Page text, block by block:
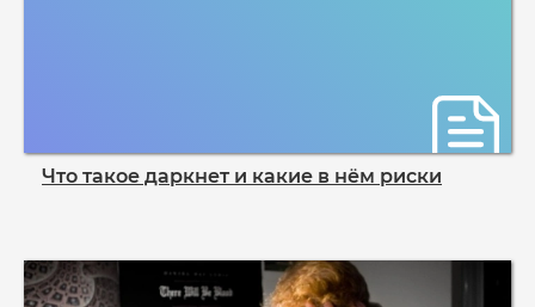
Что такое даркнет и какие в нём риски